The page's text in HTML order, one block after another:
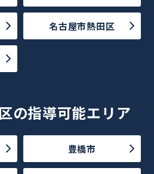
名古屋市熱田区
の指導可能エリア
豊橋市